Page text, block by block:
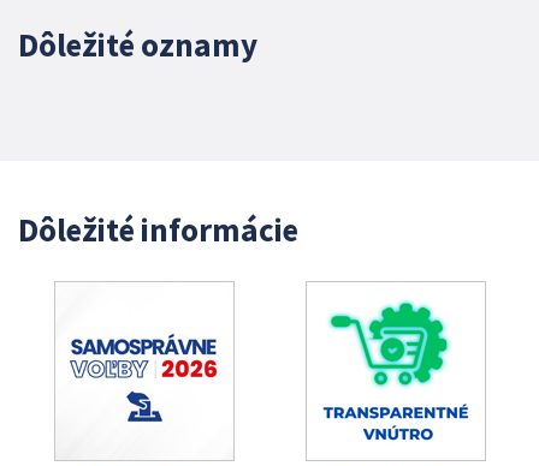
Dôležité oznamy
Dôležité informácie